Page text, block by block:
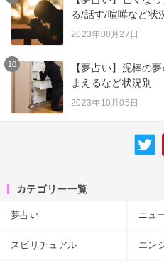
る/話す/喧嘩など状
2023年08月27日
10
【夢占い】泥棒の
まえるなど状況別
2023年10月05日
カテゴリー一覧
夢占い ニュ
スピリチュアル エン